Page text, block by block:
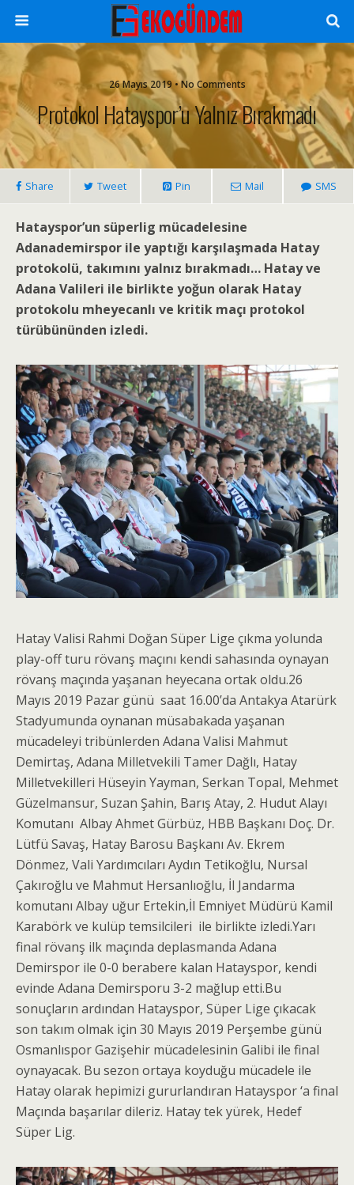
26 Mayıs 2019 • No Comments
Protokol Hatayspor’u Yalnız Bırakmadı
Share Tweet Pin Mail SMS
Hatayspor’un süperlig mücadelesine
Adanademirspor ile yaptığı karşılaşmada Hatay
protokolü, takımını yalnız bırakmadı… Hatay ve
Adana Valileri ile birlikte yoğun olarak Hatay
protokolu mheyecanlı ve kritik maçı protokol
türübününden izledi.
Hatay Valisi Rahmi Doğan Süper Lige çıkma yolunda
play-off turu rövanş maçını kendi sahasında oynayan
rövanş maçında yaşanan heyecana ortak oldu.26
Mayıs 2019 Pazar günü saat 16.00’da Antakya Atarürk
Stadyumunda oynanan müsabakada yaşanan
mücadeleyi tribünlerden Adana Valisi Mahmut
Demirtaş, Adana Milletvekili Tamer Dağlı, Hatay
Milletvekilleri Hüseyin Yayman, Serkan Topal, Mehmet
Güzelmansur, Suzan Şahin, Barış Atay, 2. Hudut Alayı
Komutanı Albay Ahmet Gürbüz, HBB Başkanı Doç. Dr.
Lütfü Savaş, Hatay Barosu Başkanı Av. Ekrem
Dönmez, Vali Yardımcıları Aydın Tetikoğlu, Nursal
Çakıroğlu ve Mahmut Hersanlıoğlu, İl Jandarma
komutanı Albay uğur Ertekin,İl Emniyet Müdürü Kamil
Karabörk ve kulüp temsilcileri ile birlikte izledi.Yarı
final rövanş ilk maçında deplasmanda Adana
Demirspor ile 0-0 berabere kalan Hatayspor, kendi
evinde Adana Demirsporu 3-2 mağlup etti.Bu
sonuçların ardından Hatayspor, Süper Lige çıkacak
son takım olmak için 30 Mayıs 2019 Perşembe günü
Osmanlıspor Gazişehir mücadelesinin Galibi ile final
oynayacak. Bu sezon ortaya koyduğu mücadele ile
Hatay olarak hepimizi gururlandıran Hatayspor ‘a final
Maçında başarılar dileriz. Hatay tek yürek, Hedef
Süper Lig.